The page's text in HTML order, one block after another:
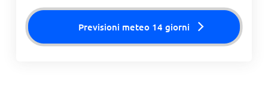
Previsioni meteo 14 giorni